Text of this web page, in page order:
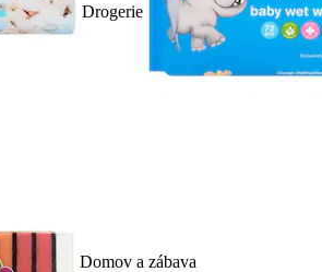
Drogerie
Domov a zábava